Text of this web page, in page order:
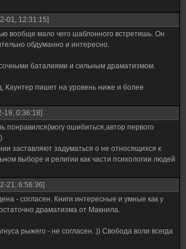
01, 12:31:15]
вообще мало чего шаблонного встретишь. Он
обдуманно и интересно.
баталиями и сильным драматизмом.
Каунтер пишет на уровень ниже и более
19, 0:36:18]
понравился(могу ошибиться,автор первого
заставляют задуматься о не относящихся к
выборе и религии как части психологии людей
21, 6:56:36]
- согласен. Книги интересные и умные как у
драматизма от Макнила.
рыжего - не согласен. )) Свобода воли всегда